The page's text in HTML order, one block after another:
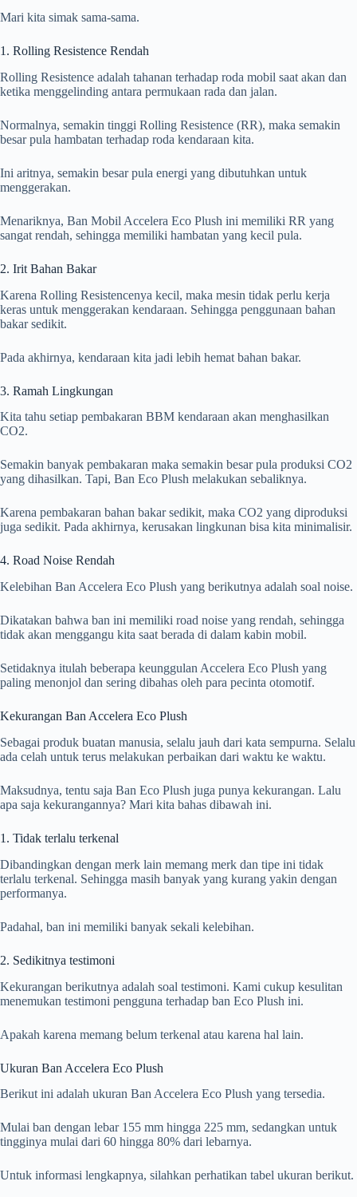
Mari kita simak sama-sama.
1. Rolling Resistence Rendah
Rolling Resistence adalah tahanan terhadap roda mobil saat akan dan
ketika menggelinding antara permukaan rada dan jalan.
Normalnya, semakin tinggi Rolling Resistence (RR), maka semakin
besar pula hambatan terhadap roda kendaraan kita.
Ini aritnya, semakin besar pula energi yang dibutuhkan untuk
menggerakan.
Menariknya, Ban Mobil Accelera Eco Plush ini memiliki RR yang
sangat rendah, sehingga memiliki hambatan yang kecil pula.
2. Irit Bahan Bakar
Karena Rolling Resistencenya kecil, maka mesin tidak perlu kerja
keras untuk menggerakan kendaraan. Sehingga penggunaan bahan
bakar sedikit.
Pada akhirnya, kendaraan kita jadi lebih hemat bahan bakar.
3. Ramah Lingkungan
Kita tahu setiap pembakaran BBM kendaraan akan menghasilkan
CO2.
Semakin banyak pembakaran maka semakin besar pula produksi CO2
yang dihasilkan. Tapi, Ban Eco Plush melakukan sebaliknya.
Karena pembakaran bahan bakar sedikit, maka CO2 yang diproduksi
juga sedikit. Pada akhirnya, kerusakan lingkunan bisa kita minimalisir.
4. Road Noise Rendah
Kelebihan Ban Accelera Eco Plush yang berikutnya adalah soal noise.
Dikatakan bahwa ban ini memiliki road noise yang rendah, sehingga
tidak akan menggangu kita saat berada di dalam kabin mobil.
Setidaknya itulah beberapa keunggulan Accelera Eco Plush yang
paling menonjol dan sering dibahas oleh para pecinta otomotif.
Kekurangan Ban Accelera Eco Plush
Sebagai produk buatan manusia, selalu jauh dari kata sempurna. Selalu
ada celah untuk terus melakukan perbaikan dari waktu ke waktu.
Maksudnya, tentu saja Ban Eco Plush juga punya kekurangan. Lalu
apa saja kekurangannya? Mari kita bahas dibawah ini.
1. Tidak terlalu terkenal
Dibandingkan dengan merk lain memang merk dan tipe ini tidak
terlalu terkenal. Sehingga masih banyak yang kurang yakin dengan
performanya.
Padahal, ban ini memiliki banyak sekali kelebihan.
2. Sedikitnya testimoni
Kekurangan berikutnya adalah soal testimoni. Kami cukup kesulitan
menemukan testimoni pengguna terhadap ban Eco Plush ini.
Apakah karena memang belum terkenal atau karena hal lain.
Ukuran Ban Accelera Eco Plush
Berikut ini adalah ukuran Ban Accelera Eco Plush yang tersedia.
Mulai ban dengan lebar 155 mm hingga 225 mm, sedangkan untuk
tingginya mulai dari 60 hingga 80% dari lebarnya.
Untuk informasi lengkapnya, silahkan perhatikan tabel ukuran berikut.